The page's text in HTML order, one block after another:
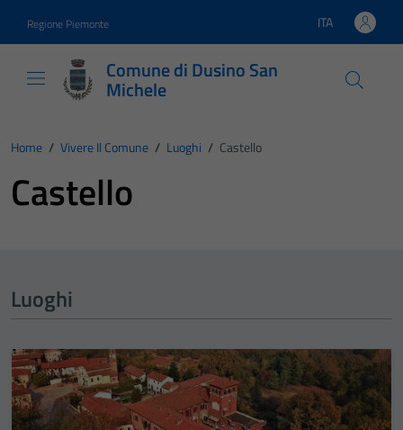
Regione Piemonte Lingua attiva:
ITA
Comune di Dusino San
Michele
Home / Vivere Il Comune / Luoghi / Castello
Castello
Luoghi